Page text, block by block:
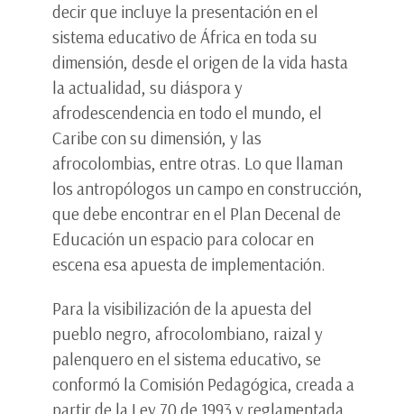
decir que incluye la presentación en el
sistema educativo de África en toda su
dimensión, desde el origen de la vida hasta
la actualidad, su diáspora y
afrodescendencia en todo el mundo, el
Caribe con su dimensión, y las
afrocolombias, entre otras. Lo que llaman
los antropólogos un campo en construcción,
que debe encontrar en el Plan Decenal de
Educación un espacio para colocar en
escena esa apuesta de implementación.
Para la visibilización de la apuesta del
pueblo negro, afrocolombiano, raizal y
palenquero en el sistema educativo, se
conformó la Comisión Pedagógica, creada a